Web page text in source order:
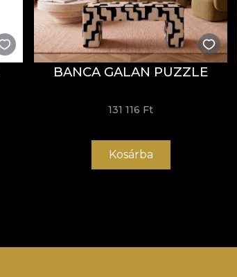
BANCA GALAN PUZZLE
131 116 Ft
Kosárba